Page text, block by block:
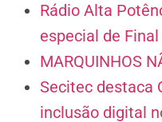
Rádio Alta
especial de
MARQUINHOS
Secitec destaca
inclusão digital